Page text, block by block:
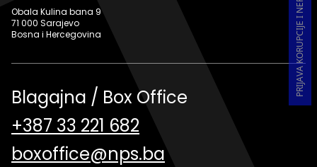
Obala Kulina bana 9
71 000 Sarajevo
Bosna i Hercegovina
Blagajna / Box Office
+387 33 221 682
boxoffice@nps.ba